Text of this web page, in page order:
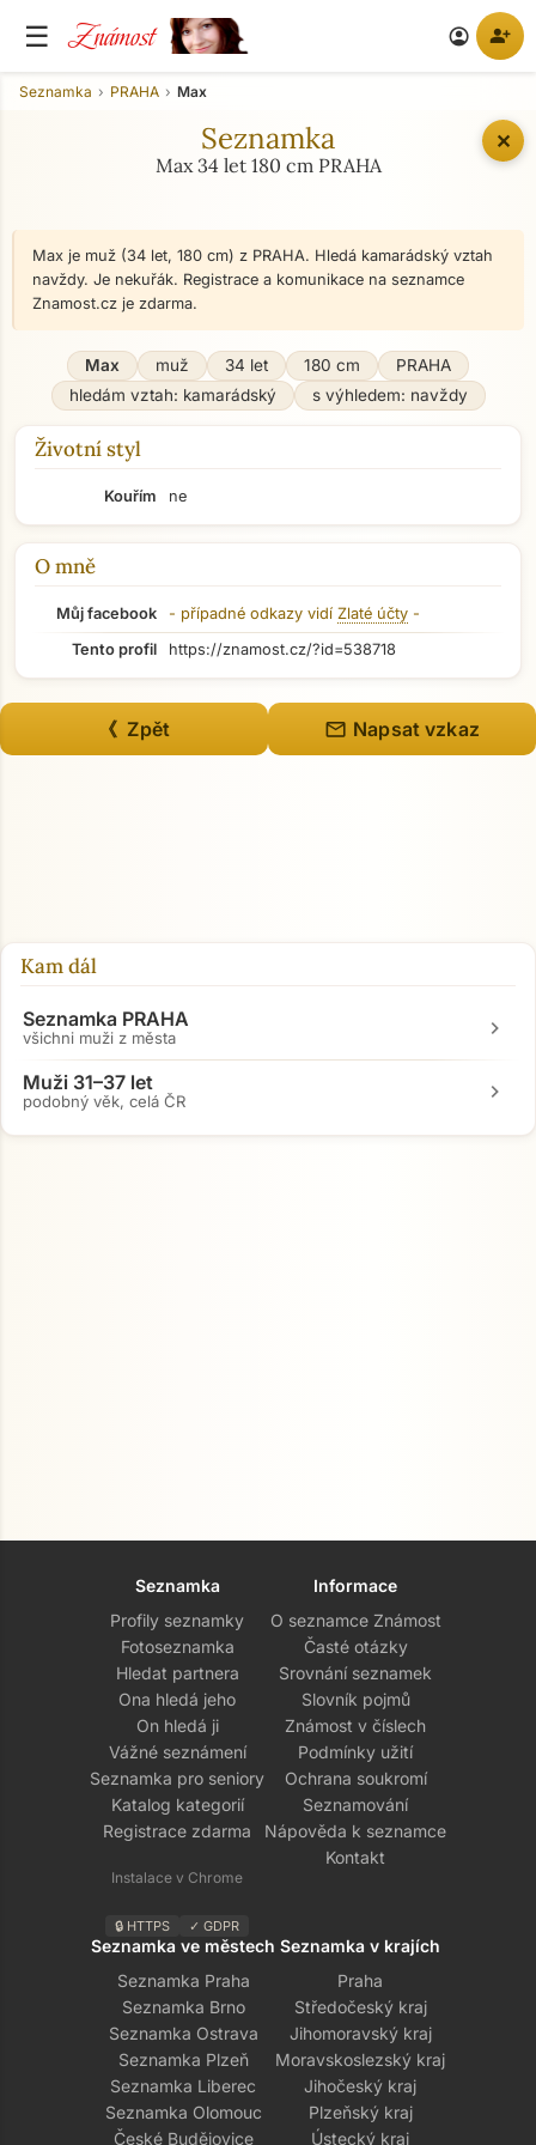
☰ Známost account_circle person_add
✕
Seznamka PRAHA Max
Seznamka
Max 34 let 180 cm PRAHA
Max je muž (34 let, 180 cm) z PRAHA. Hledá kamarádský vztah
navždy. Je nekuřák. Registrace a komunikace na seznamce
Znamost.cz je zdarma.
Max muž 34 let 180 cm
PRAHA
hledám vztah: kamarádský
s výhledem: navždy
Životní styl
Kouřím ne
O mně
Můj facebook - případné odkazy vidí Zlaté účty -
Tento profil
https://znamost.cz/?id=538718
《 Zpět mail Napsat vzkaz
Kam dál
Seznamka PRAHA
všichni muži z města chevron_right
Muži 31–37 let
podobný věk, celá ČR chevron_right
Seznamka
Profily seznamky
Fotoseznamka
Hledat partnera
Ona hledá jeho
On hledá ji
Vážné seznámení
Seznamka pro seniory
Katalog kategorií
Registrace zdarma
Instalace v Chrome
🔒 HTTPS ✓ GDPR
Informace
O seznamce Známost
Časté otázky
Srovnání seznamek
Slovník pojmů
Známost v číslech
Podmínky užití
Ochrana soukromí
Seznamování
Nápověda k seznamce
Kontakt
Seznamka ve městech
Seznamka Praha
Seznamka Brno
Seznamka Ostrava
Seznamka Plzeň
Seznamka Liberec
Seznamka Olomouc
České Budějovice
Seznamka v krajích
Praha
Středočeský kraj
Jihomoravský kraj
Moravskoslezský kraj
Jihočeský kraj
Plzeňský kraj
Ústecký kraj